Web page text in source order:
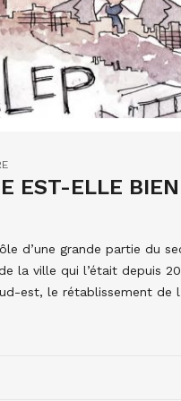
EST-ELLE BIEN
d’une grande partie du
la ville qui l’était depuis
est, le rétablissement de